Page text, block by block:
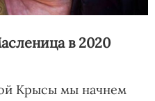
в 2020
Крысы мы начнем